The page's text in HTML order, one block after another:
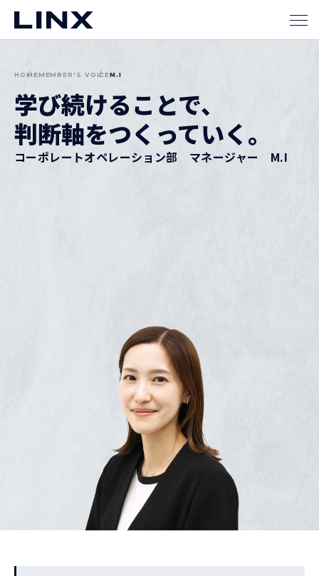
HOMEMEMBER'S VOICEM.I
学び続けることで、
判断軸をつくっていく。
コーポレートオペレーション部 マネージャー M.I